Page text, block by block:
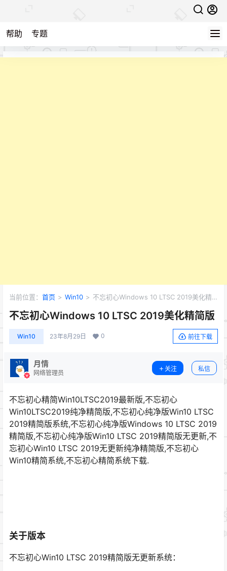
帮助 专题
当前位置： 首页 > Win10 > 不忘初心Windows 10 LTSC 2019美化精
不忘初心Windows 10 LTSC 2019美化精简版
Win10 23年8月29日 0 前往下载
月情
网络管理员
关注 私信
不忘初心精简Win10LTSC2019最新版,不忘初心
Win10LTSC2019纯净精简版,不忘初心纯净版Win10 LTSC
2019精简版系统,不忘初心纯净版Windows 10 LTSC 2019
精简版,不忘初心纯净版Win10 LTSC 2019精简版无更新,不
忘初心Win10 LTSC 2019无更新纯净精简版,不忘初心
Win10精简系统,不忘初心精简系统下载.
关于版本
不忘初心Win10 LTSC 2019精简版无更新系统：